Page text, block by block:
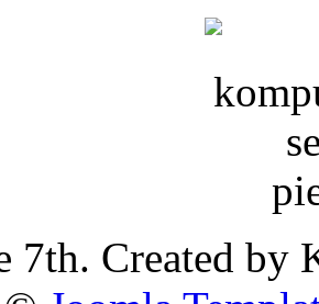
7th. Created by